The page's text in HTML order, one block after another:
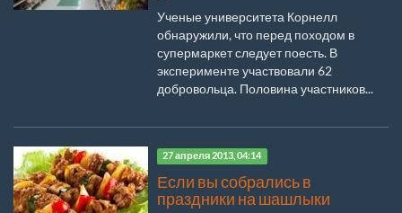
Ученые университета Корнелл
обнаружили, что перед походом в
супермаркет следует поесть. В
эксперименте участвовали 62
добровольца. Половина участников...
27 апреля 2013, 04:14
Если вы собрались в
праздники на шашлыки